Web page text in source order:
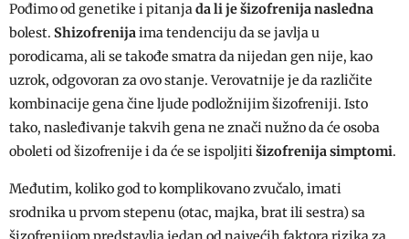
Pođimo od genetike i pitanjada li je šizofrenija nasledna
bolest. Shizofrenijaima tendenciju da se javlja u
porodicama, ali se takođe smatra da nijedan gen nije, kao
uzrok, odgovoran za ovo stanje. Verovatnije je da različite
kombinacije gena čine ljude podložnijim šizofreniji. Isto
tako, nasleđivanje takvih gena ne znači nužno da će osoba
oboleti od šizofrenije i da će se ispoljitišizofrenija simptomi.
Međutim, koliko god to komplikovano zvučalo, imati
srodnika u prvom stepenu (otac, majka, brat ili sestra) sa